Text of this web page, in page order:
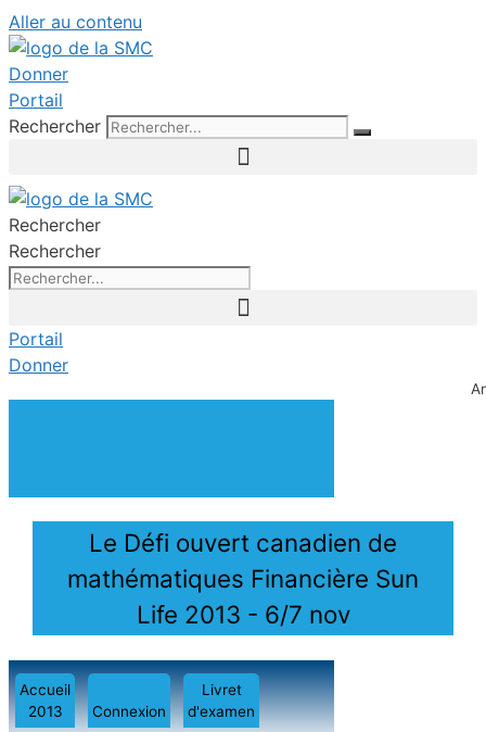
Aller au contenu
Donner
Portail
Rechercher
Rechercher
Rechercher
Portail
Donner
Le Défi ouvert canadien de
mathématiques Financière Sun
Life 2013 - 6/7 nov
Accueil
2013
Connexion
Livret
d'examen